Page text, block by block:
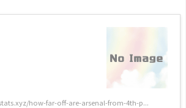
how-far-off-are-arsenal-from-4th-p...